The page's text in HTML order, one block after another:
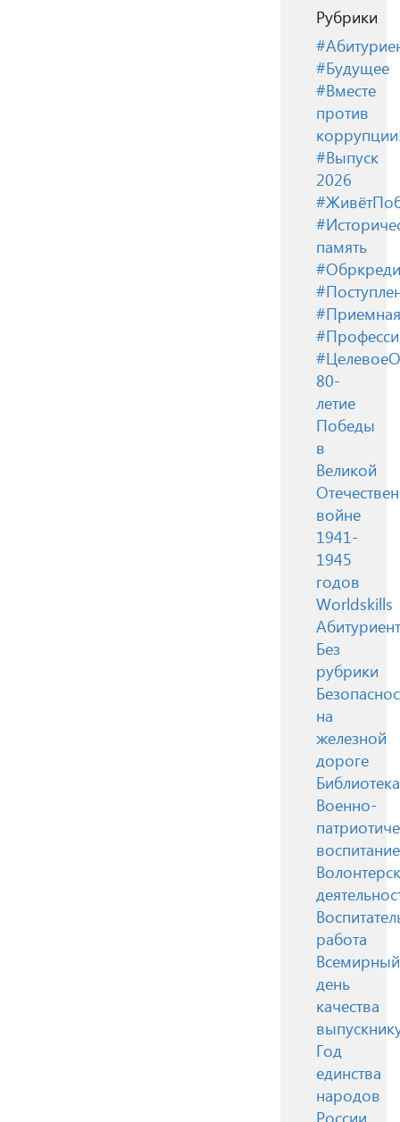
Рубрики
#Будущее
#Вместе
против
#Выпуск
2026
память
80-
летие
Победы
в
Великой
войне
1941-
1945
годов
Worldskills
Без
рубрики
на
железной
дороге
Библиотека
Военно-
воспитание
работа
Всемирный
день
качества
Год
единства
народов
России